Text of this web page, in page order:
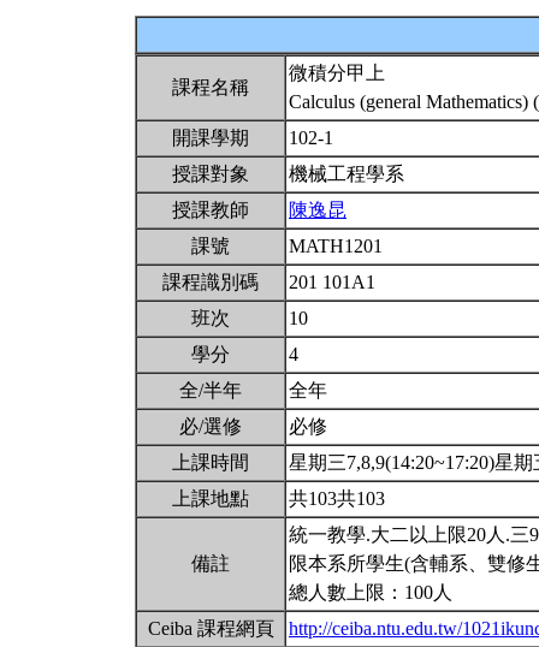
課程名稱
微積分甲上
Calculus (general Mathematics)
開課學期
102-1
授課對象
機械工程學系
授課教師
陳逸昆
課號
MATH1201
課程識別碼
201 101A1
班次
10
學分
4
全/半年
全年
必/選修
必修
上課時間
星期三7,8,9(14:20~17:20)星
上課地點
共103共103
備註
統一教學.大二以上限20人.三
限本系所學生(含輔系、雙修
總人數上限：100人
Ceiba 課程網頁
http://ceiba.ntu.edu.tw/